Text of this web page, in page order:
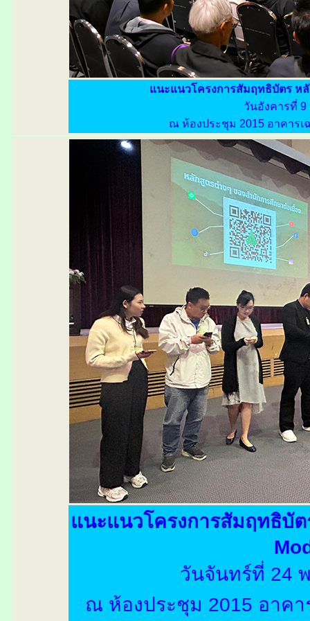
แนะแนวโครงการสัมฤทธิบัตร ห
วันอังคารที่
ณ ห้องประชุม 2015 อาคารเ
แนะแนวโครงการสัมฤทธิบั
วันจันทร์ที่ 24
ณ ห้องประชุม 2015 อาคา